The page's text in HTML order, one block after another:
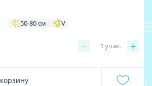
50-80 см V
− +
1 упак.